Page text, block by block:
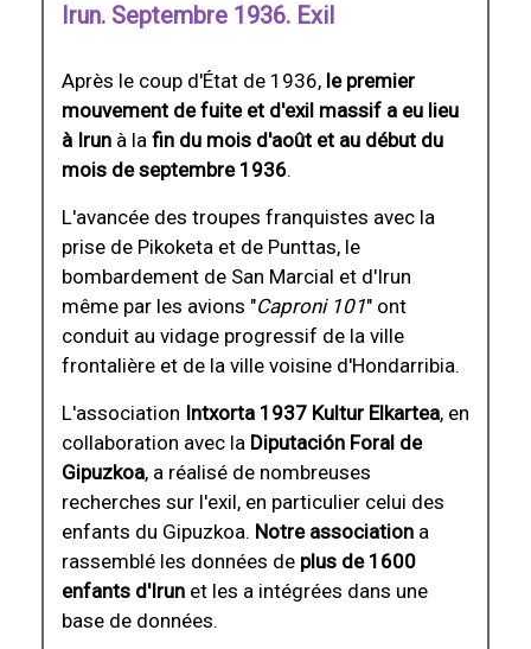
Irun. Septembre 1936. Exil
Après le coup d'État de 1936, le premier
mouvement de fuite et d'exil massif a eu lieu
à Irun à la fin du mois d'août et au début du
mois de septembre 1936.
L'avancée des troupes franquistes avec la
prise de Pikoketa et de Punttas, le
bombardement de San Marcial et d'Irun
même par les avions "Caproni 101" ont
conduit au vidage progressif de la ville
frontalière et de la ville voisine d'Hondarribia.
L'association Intxorta 1937 Kultur Elkartea, en
collaboration avec la Diputación Foral de
Gipuzkoa, a réalisé de nombreuses
recherches sur l'exil, en particulier celui des
enfants du Gipuzkoa. Notre association a
rassemblé les données de plus de 1600
enfants d'Irun et les a intégrées dans une
base de données.